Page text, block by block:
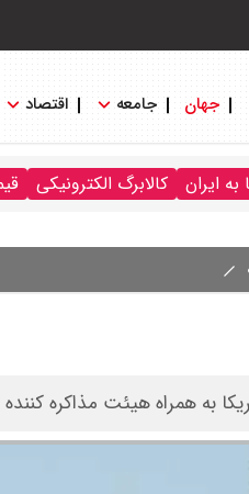
جهان جامعه اقتصاد
ایران کالابرگ الکترونیکی
همراه هیئت مذاکره کننده